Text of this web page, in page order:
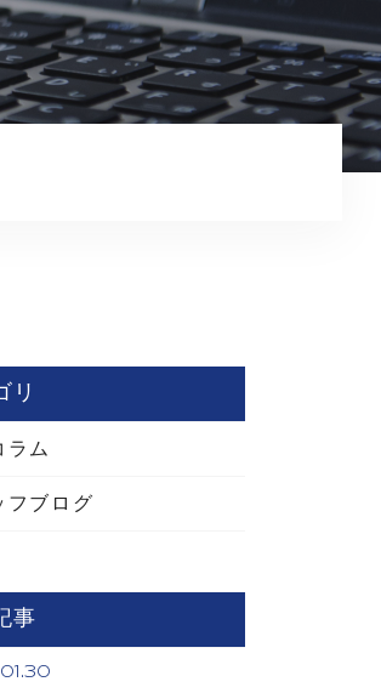
お知らせ
遠藤中央薬局ブログ
プライバシーポリシー
リ
ラム
フブログ
事